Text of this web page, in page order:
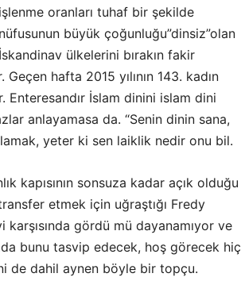
işlenme oranları tuhaf bir şekilde
nüfusunun büyük çoğunluğu”dinsiz”olan
İskandinav ülkelerini bırakın fakir
hafta 2015 yılının 143. kadın
İslam dinini islam dini
anlayamasa da. “Senin dinin sana,
yeter ki sen laiklik nedir onu bil.
kapısının sonsuza kadar açık olduğu
etmek için uğraştığı Fredy
gördü mü dayanamıyor ve
bunu tasvip edecek, hoş görecek hiç
de dahil aynen böyle bir topçu.